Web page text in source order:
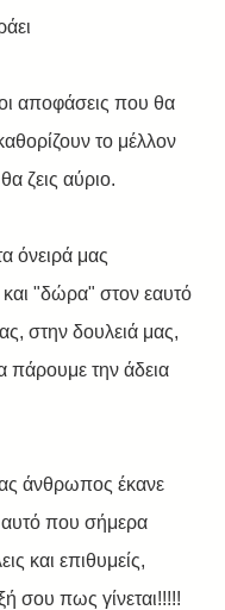
αποφάσεις που θα
το μέλλον
ζεις αύριο.
όνειρά μας
και "δώρα" στον εαυτό
στην δουλειά μας,
πάρουμε την άδεια
άνθρωπος έκανε
που σήμερα
και επιθυμείς,
σου πως γίνεται!!!!!